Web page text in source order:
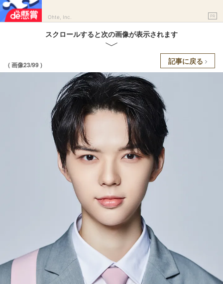
Ohte, Inc. PR
スクロールすると次の画像が表示されます
( 画像23/99 ) 記事に戻る